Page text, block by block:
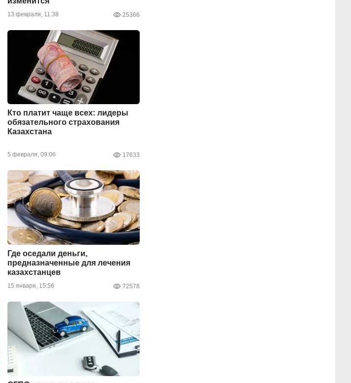
13 февраля, 11:38 25366
Кто платит чаще всех: лидеры
обязательного страхования
Казахстана
5 февраля, 09:06 17633
Где оседали деньги,
предназначенные для лечения
казахстанцев
15 января, 15:56 72578